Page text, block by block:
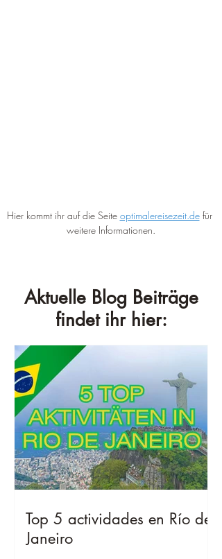
Hier kommt ihr auf die Seite optimalereisezeit.de für
weitere Informationen.
Aktuelle Blog Beiträge
findet ihr hier:
Top 5 actividades en Río de
Janeiro